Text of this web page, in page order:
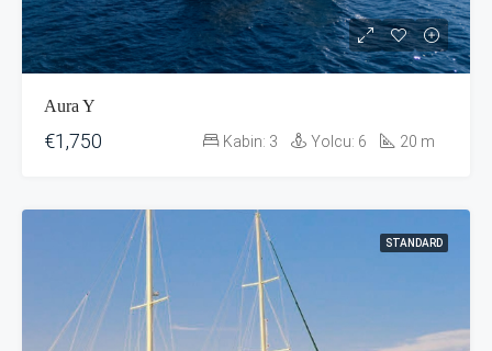
Aura Y
€1,750 Kabin: 3 Yolcu: 6 20 m
STANDARD